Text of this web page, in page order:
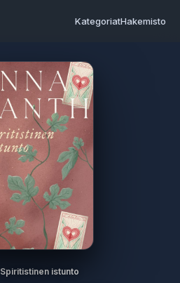
KategoriatHakemisto
Spiritistinen istunto